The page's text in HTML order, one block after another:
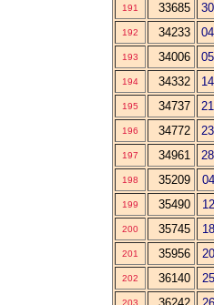
191 33685
192 34233
193 34006
194 34332
195 34737
196 34772
197 34961
198 35209
199 35490
200 35745
201 35956
202 36140
203